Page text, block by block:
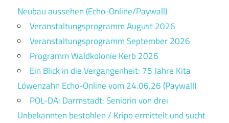
Neubau aussehen (Echo-Online/Paywall)
Veranstaltungsprogramm August 2026
Veranstaltungsprogramm September 2026
Programm Waldkolonie Kerb 2026
Ein Blick in die Vergangenheit: 75 Jahre Kita
Löwenzahn Echo-Online vom 24.06.26 (Paywall)
POL-DA: Darmstadt: Seniorin von drei
Unbekannten bestohlen / Kripo ermittelt und sucht